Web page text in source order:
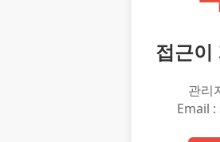
접근이
관리
Email